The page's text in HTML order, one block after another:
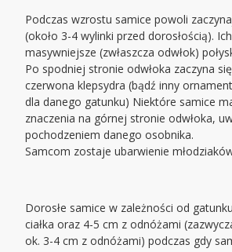
Podczas wzrostu samice powoli
(około 3-4 wylinki przed dorosłością).
masywniejsze (zwłaszcza odwłok)
Po spodniej stronie odwłoka zaczyna
czerwona klepsydra (bądź inny
dla danego gatunku) Niektóre samice
znaczenia na górnej stronie odwłoka,
pochodzeniem danego osobnika.
Samcom zostaje ubarwienie
Dorosłe samice w zależności od
ciałka oraz 4-5 cm z odnóżami
ok. 3-4 cm z odnóżami) podczas gdy